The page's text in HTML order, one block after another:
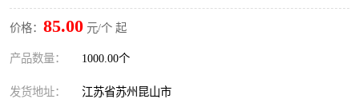
价格： 85.00 元/个 起
产品数量： 1000.00个
发货地址： 江苏省苏州昆山市